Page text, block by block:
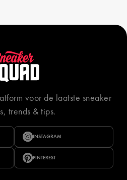
voor de laatste sneaker
trends & tips.
INSTAGRAM
PINTEREST